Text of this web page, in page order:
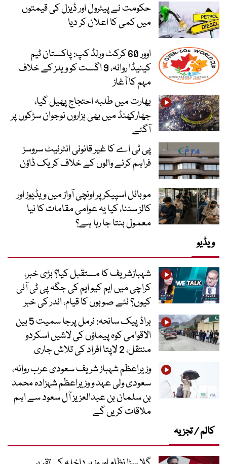
حکومت نے پیٹرول اور ڈیزل کی قیمتوں
میں کمی کا اعلان کر دیا
اوور 60 کرکٹ ورلڈ کپ: پاکستان ٹیم
کینیڈا روانہ، 9 اگست کو ویلز کے خلاف
مہم کا آغاز
بھارت میں طلبہ احتجاج پھیل گیا،
جھارکھنڈ میں بھی ہزاروں نوجوان سڑکوں پر
آگئے
پی ٹی اے کا غیر قانونی انٹرنیٹ سروسز
فراہم کرنے والوں کے خلاف کریک ڈاؤن
موبائل اسپیکر پر اونچی آواز میں ویڈیوز اور
کالز سننا، کیا یہ عوامی مقامات کا نیا
معمول بنتا جا رہا ہے؟
ویڈیو
شہبازشریف کا مستقبل کیا؟ بڑی خبر،
کراچی میں ایم کیو ایم کی جگہ پی ٹی آئی
کیوں؟ نئے صوبوں کا قیام، اندر کی خبر
براڈ پیک سانحہ: نرمل پرجا سمیت 5 بین
الاقوامی کوہ پیماؤں کی لاشیں اسکردو
منتقل، 2 لاپتا افراد کی تلاش جاری
وزیراعظم شہباز شریف سعودی عرب روانہ،
سعودی ولی عہد و وزیراعظم شہزادہ محمد
بن سلمان بن عبدالعزیز آل سعود سے اہم
ملاقات کریں گے
کالم / تجزیہ